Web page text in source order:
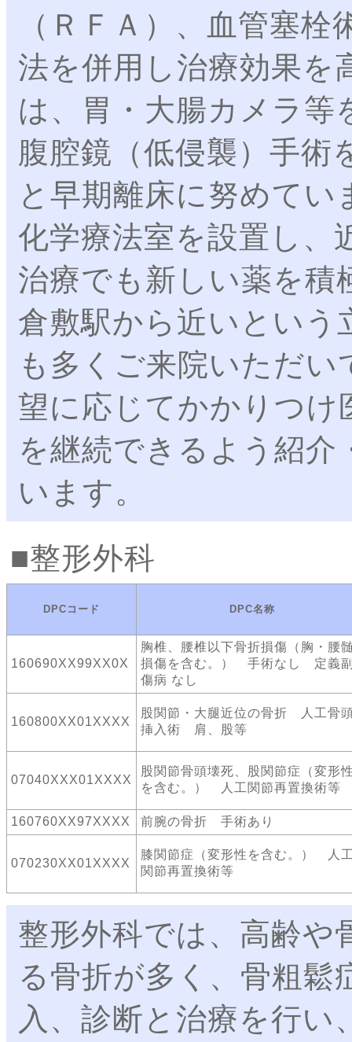
（ＲＦＡ）、血管塞
法を併用し治療効果を
は、胃・大腸カメラ等
腹腔鏡（低侵襲）手術
と早期離床に努めてい
化学療法室を設置し、
治療でも新しい薬を積
倉敷駅から近いという
も多くご来院いただ
望に応じてかかりつけ
を継続できるよう紹介
います。
整形外科
DPCコード DPC名称
160690XX99XX0X
胸椎、腰椎以下骨折損傷（胸・腰
損傷を含む。） 手術なし 定義
傷病 なし
160800XX01XXXX
股関節・大腿近位の骨折 人工骨
挿入術 肩、股等
07040XXX01XXXX
股関節骨頭壊死、股関節症（変形
を含む。） 人工関節再置換術等
160760XX97XXXX 前腕の骨折 手術あり
070230XX01XXXX
膝関節症（変形性を含む。） 人
関節再置換術等
整形外科では、高齢や
る骨折が多く、骨粗鬆
入、診断と治療を行い